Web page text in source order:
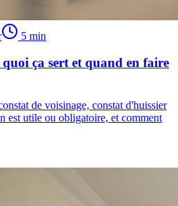
5 min
ça sert et quand en faire
de voisinage, constat d'huissier
est utile ou obligatoire, et comment